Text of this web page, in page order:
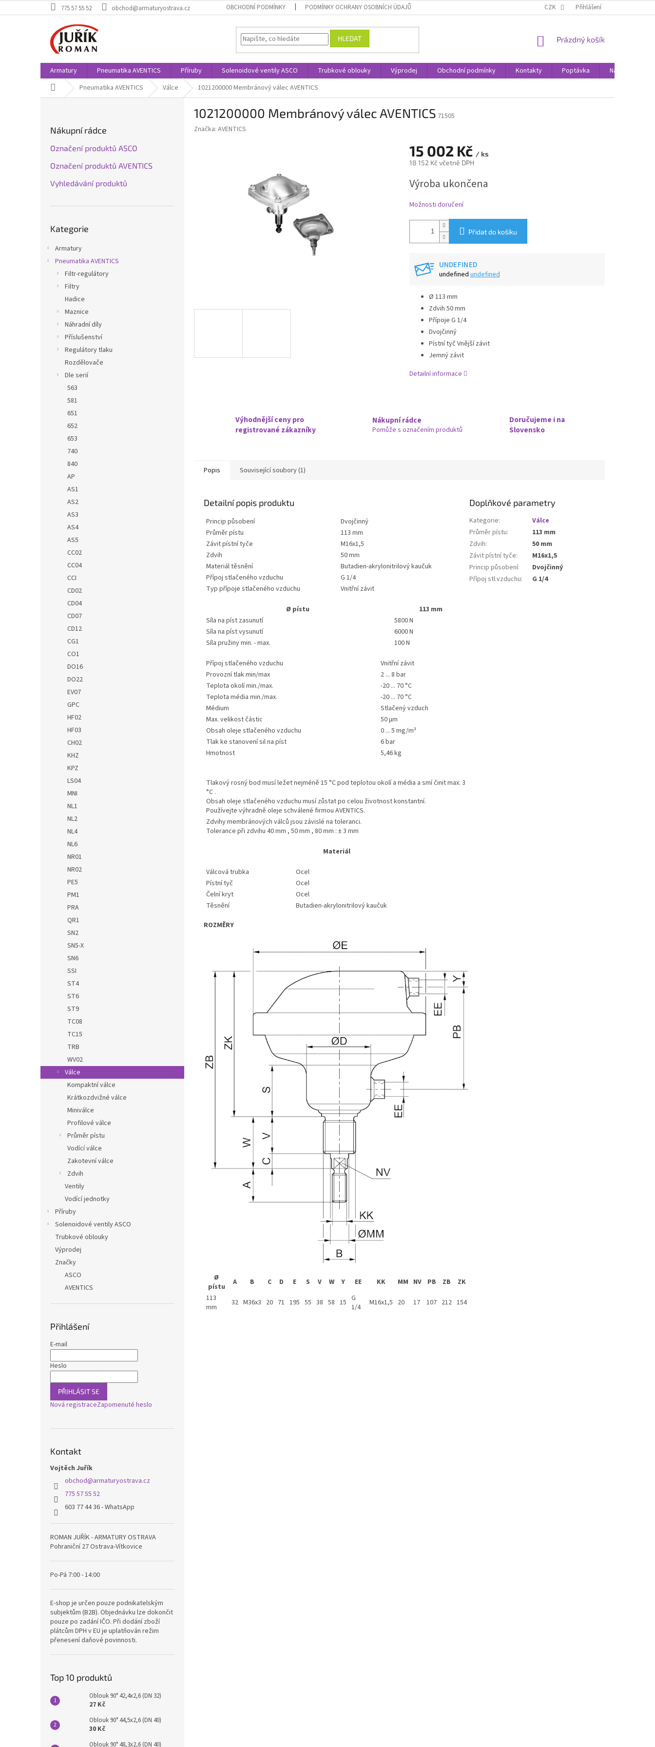
na
775 57 55 52 obchod@armaturyostrava.cz OBCHODNÍ PODMÍNKY PODMÍNKY OCHRANY OSOBNÍCH ÚDAJŮ CZK Přihlášení
HLEDAT
NÁKUPNÍ
Prázdný košík
Armatury Pneumatika AVENTICS Příruby Solenoidové ventily ASCO Trubkové oblouky Výprodej Obchodní podmínky Kontakty Poptávka
Nákupní rádce
Domů Pneumatika AVENTICS Válce 1021200000 Membránový válec AVENTICS
Nákupní rádce
Označení produktů ASCO
Označení produktů AVENTICS
Vyhledávání produktů
kategorie
Kategorie
Armatury
Pneumatika AVENTICS
Filtr-regulátory
Filtry
Hadice
Maznice
Náhradní díly
Příslušenství
Regulátory tlaku
Rozdělovače
Dle serií
563
581
651
652
653
740
840
AP
AS1
AS2
AS3
AS4
AS5
CC02
CC04
CCI
CD02
CD04
CD07
CD12
CG1
CO1
DO16
DO22
EV07
GPC
HF02
HF03
CH02
KHZ
KPZ
LS04
MNI
NL1
NL2
NL4
NL6
NR01
NR02
PE5
PM1
PRA
QR1
SN2
SN5-X
SN6
SSI
ST4
ST6
ST9
TC08
TC15
TRB
WV02
Válce
Kompaktní válce
Krátkozdvižné válce
Miniválce
Profilové válce
Průměr pístu
Vodící válce
Zakotevní válce
Zdvih
Ventily
Vodící jednotky
Příruby
Solenoidové ventily ASCO
Trubkové oblouky
Výprodej
Značky
ASCO
AVENTICS
Přihlášení
E-mail
Heslo
PŘIHLÁSIT SE
Nová registraceZapomenuté heslo
Kontakt
Vojtěch Juřík
obchod@armaturyostrava.cz
775 57 55 52
603 77 44 36 - WhatsApp
ROMAN JUŘÍK - ARMATURY OSTRAVA
Pohraniční 27 Ostrava-Vítkovice
Po-Pá 7:00 - 14:00
E-shop je určen pouze podnikatelským
subjektům (B2B). Objednávku lze dokončit
pouze po zadání IČO. Při dodání zboží
plátcům DPH v EU je uplatňován režim
přenesení daňové povinnosti.
Top 10 produktů
Oblouk 90° 42,4x2,6 (DN 32)
27 Kč
Oblouk 90° 44,5x2,6 (DN 40)
30 Kč
Oblouk 90° 48,3x2,6 (DN 40)
1021200000 Membránový válec AVENTICS 71505
Značka: AVENTICS
15 002 Kč / ks
18 152 Kč včetně DPH
cena:
Výroba ukončena
Možnosti doručení
Přidat do košíku
UNDEFINED
undefinedundefined
Ø 113 mm
Zdvih 50 mm
Přípoje G 1/4
Dvojčinný
Pístní tyč Vnější závit
Jemný závit
Detailní informace
Výhodnější ceny pro
registrované zákazníky
Nákupní rádce
Pomůže s označením produktů
Doručujeme i na
Slovensko
Popis Související soubory (1)
Detailní popis produktu
Princip působení
Dvojčinný
Průměr pístu
113 mm
Závit pístní tyče
M16x1,5
Zdvih
50 mm
Materiál těsnění
Butadien-akrylonitrilový kaučuk
Přípoj stlačeného vzduchu
G 1/4
Typ přípoje stlačeného vzduchu
Vnitřní závit
Ø pístu
113 mm
Síla na píst zasunutí
5800 N
Síla na píst vysunutí
6000 N
Síla pružiny min. - max.
100 N
Přípoj stlačeného vzduchu
Vnitřní závit
Provozní tlak min/max
2 ... 8 bar
Teplota okolí min./max.
-20 ... 70 °C
Teplota média min./max.
-20 ... 70 °C
Médium
Stlačený vzduch
Max. velikost částic
50 µm
Obsah oleje stlačeného vzduchu
0 ... 5 mg/m³
Tlak ke stanovení sil na píst
6 bar
Hmotnost
5,46 kg
Tlakový rosný bod musí ležet nejméně 15 °C pod teplotou okolí a média a smí činit max. 3
°C .
Obsah oleje stlačeného vzduchu musí zůstat po celou životnost konstantní.
Používejte výhradně oleje schválené firmou AVENTICS.
Zdvihy membránových válců jsou závislé na toleranci.
Tolerance při zdvihu 40 mm , 50 mm , 80 mm : ± 3 mm
Materiál
Válcová trubka
Ocel
Pístní tyč
Ocel
Čelní kryt
Ocel
Těsnění
Butadien-akrylonitrilový kaučuk
ROZMĚRY
Ø
pístu
A B C D E S V W Y EE KK MM NV PB ZB
ZK
113
mm
32 M36x3 20 71 195 55 38 58 15 G
1/4
M16x1,5 20 17 107 212 154
Doplňkové parametry
Kategorie:
Válce
Průměr pístu:
113 mm
Zdvih:
50 mm
Závit pístní tyče:
M16x1,5
Princip působení:
Dvojčinný
Přípoj stl.vzduchu: G 1/4